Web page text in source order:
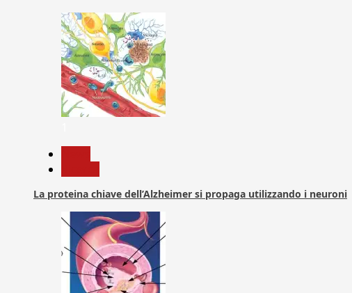
La proteina chiave dell’Alzheimer si propaga utilizzando i neuroni